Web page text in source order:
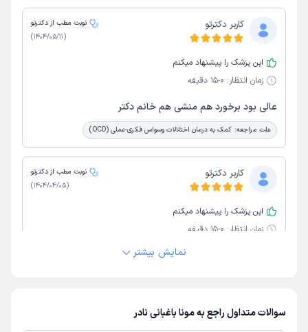
کاربر دکترتو
نوبت مطب از دکترتو
(
1404/05/11
)
این پزشک را پیشنهاد میکنم
زمان انتظار: 0-15 دقیقه
عالی بود برخورد هم منشی هم خانم دکتر
علت مراجعه: کمک به درمان اختلالات وسواس فکری-عملی (OCD)
کاربر دکترتو
نوبت مطب از دکترتو
(
1404/04/05
)
این پزشک را پیشنهاد میکنم
زمان انتظار: 0-15 دقیقه
تشخیص دکتر بسیار عالی.
مظفر
نمایش بیشتر
سوالات متداول راجع به مونا باغبانی نادر